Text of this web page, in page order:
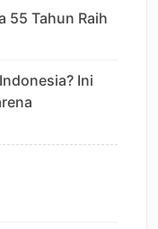
55 Tahun Raih
Ini